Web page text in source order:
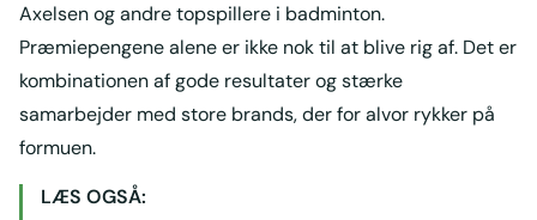
Axelsen og andre topspillere i badminton.
Præmiepengene alene er ikke nok til at blive rig af. Det er
kombinationen af gode resultater og stærke
samarbejder med store brands, der for alvor rykker på
formuen.
LÆS OGSÅ: